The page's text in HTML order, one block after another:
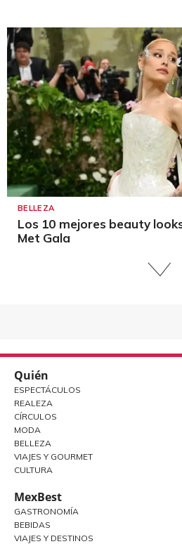
BELLEZA
Los 10 mejores beauty
Met Gala
Quién
ESPECTÁCULOS
REALEZA
CÍRCULOS
MODA
BELLEZA
VIAJES Y GOURMET
CULTURA
MexBest
GASTRONOMÍA
BEBIDAS
VIAJES Y DESTINOS